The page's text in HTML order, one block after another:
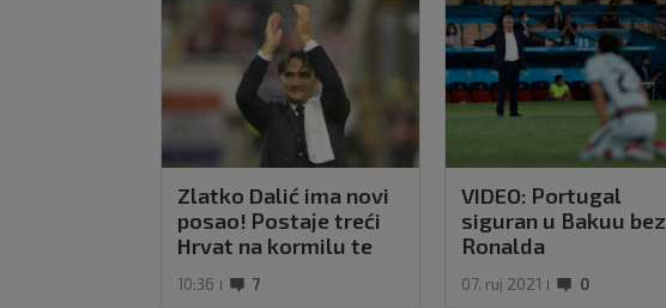
Zlatko Dalić ima novi
posao! Postaje treći
Hrvat na kormilu te
10:36 7
VIDEO: Portugal
siguran u Bakuu bez
Ronalda
07. ruj 2021 0